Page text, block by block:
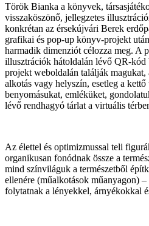
Török Bianka a könyvek,
visszaköszönő, jellegzetes
konkrétan az érsekújvári Berek
grafikai és pop-up könyv-projekt
harmadik dimenziót célozza meg. A
illusztrációk hátoldalán lévő QR-kód
projekt weboldalán találják magukat,
alkotás vagy helyszín, esetleg a
benyomásukat, emléküket,
lévő rendhagyó tárlat a virtuális
Az élettel és optimizmussal teli
organikusan fonódnak össze a
mind színviláguk a természetből
ellenére (műalkotások műanyagon)
folytatnak a lényekkel, árnyékokkal